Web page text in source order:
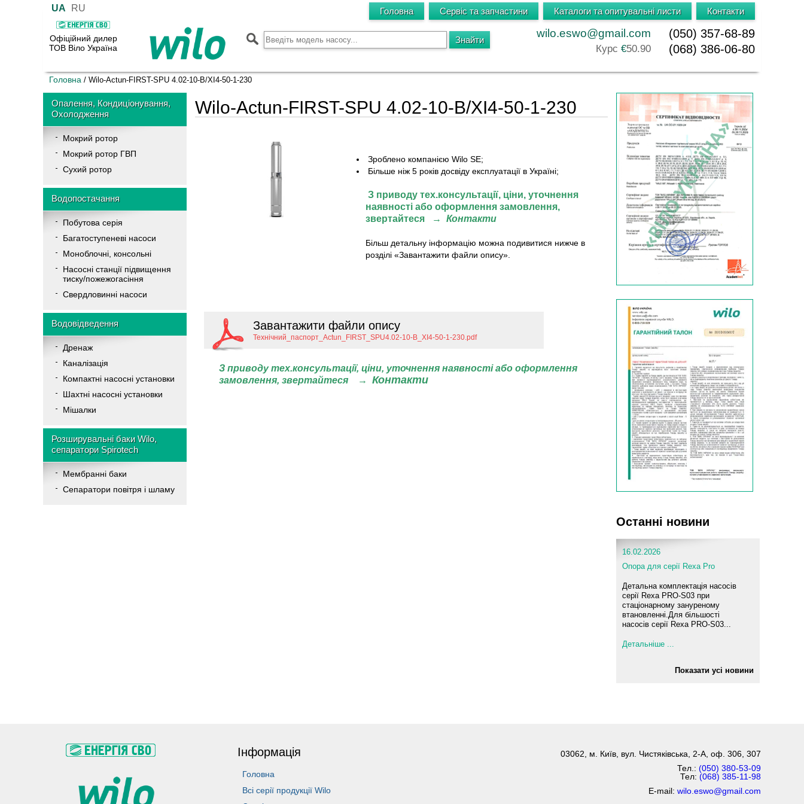
UA RU
Офіційний дилер
ТОВ Віло Україна
Головна Сервіс та запчастини Каталоги та опитувальні листи Контакти
(050) 357-68-89
(068) 386-06-80
wilo.eswo@gmail.com
Курс €50.90
Головна / Wilo-Actun-FIRST-SPU 4.02-10-B/XI4-50-1-230
Опалення, Кондиціонування,
Охолодження
Мокрий ротор
Мокрий ротор ГВП
Сухий ротор
Водопостачання
Побутова серія
Багатоступеневі насоси
Моноблочні, консольні
Насосні станції підвищення
тиску/пожежогасіння
Свердловинні насоси
Водовідведення
Дренаж
Каналізація
Компактні насосні установки
Шахтні насосні установки
Мішалки
Розширувальні баки Wilo,
сепаратори Spirotech
Мембранні баки
Cепаратори повітря і шламу
Wilo-Actun-FIRST-SPU 4.02-10-B/XI4-50-1-230
Зроблено компанією Wilo SE;
Більше ніж 5 років досвіду експлуатації в Україні;
З приводу тех.консультації, ціни, уточнення
наявності або оформлення замовлення,
звертайтеся
→ Контакти
Більш детальну інформацію можна подивитися нижче в
розділі «Завантажити файли опису».
Завантажити файли опису
Технічний_паспорт_Actun_FIRST_SPU4.02-10-B_XI4-50-1-230.pdf
З приводу тех.консультації, ціни, уточнення наявності або оформлення
замовлення, звертайтеся
→ Контакти
Останні новини
16.02.2026
Опора для серії Rexa Pro
Детальна комплектація насосів
серії Rexa PRO-S03 при
стаціонарному зануреному
втановленні.Для більшості
насосів серії Rexa PRO-S03...
Детальніше ...
Показати усі новини
Інформація
Головна
Всі серії продукції Wilo
03062, м. Київ, вул. Чистяківська, 2-А, оф. 306, 307
Тел.: (050) 380-53-09
Тел: (068) 385-11-98
E-mail: wilo.eswo@gmail.com